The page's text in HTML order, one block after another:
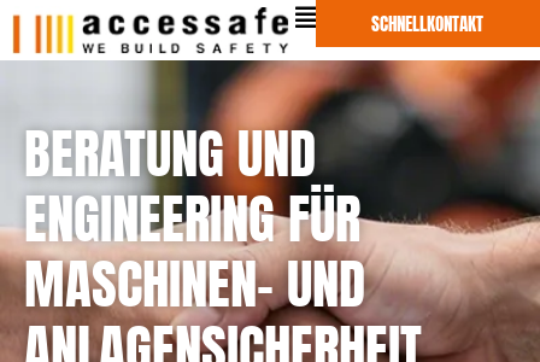
Zum
springen
SCHNELLKONTAKT
BERATUNG UND
ENGINEERING FÜR
MASCHINEN- UND